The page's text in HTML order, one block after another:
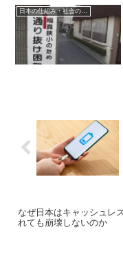
日本の仕組み・社会の疑問
なぜ日本はキャッシュレ
れても崩壊しないのか